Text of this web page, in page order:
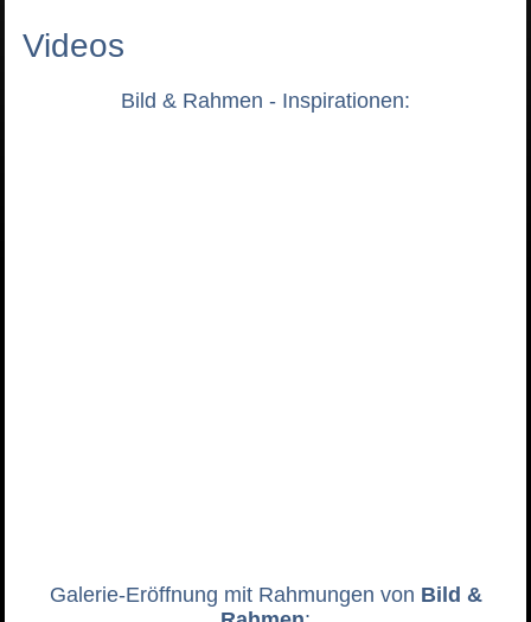
Videos
Bild & Rahmen - Inspirationen:
Galerie-Eröffnung mit Rahmungen von Bild &